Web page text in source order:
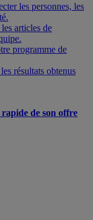
les personnes, les
articles de
programme de
résultats obtenus
de son offre